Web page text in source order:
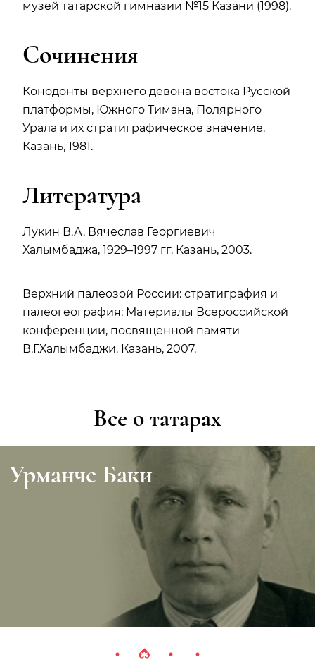
музей татарской гимназии №15 Казани (1998).
Сочинения
Конодонты верхнего девона востока Русской
платформы, Южного Тимана, Полярного
Урала и их стратиграфическое значение.
Казань, 1981.
Литература
Лукин В.А. Вячеслав Георгиевич
Халымбаджа, 1929–1997 гг. Казань, 2003.
Верхний палеозой России: стратиграфия и
палеогеография: Материалы Всероссийской
конференции, посвященной памяти
В.Г.Халымбаджи. Казань, 2007.
Все о татарах
Урманче Баки